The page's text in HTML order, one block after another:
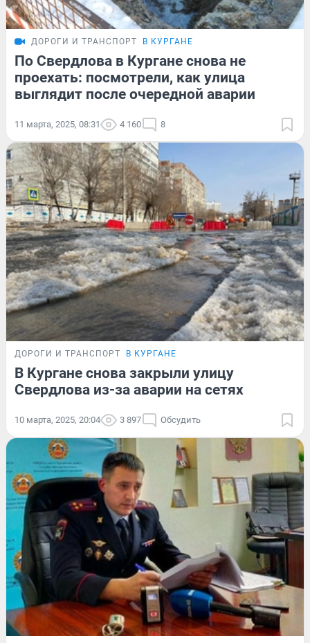
ДОРОГИ И ТРАНСПОРТ В КУРГАНЕ
По Свердлова в Кургане снова не
проехать: посмотрели, как улица
выглядит после очередной аварии
11 марта, 2025, 08:31 4 160 8
ДОРОГИ И ТРАНСПОРТ В КУРГАНЕ
В Кургане снова закрыли улицу
Свердлова из-за аварии на сетях
10 марта, 2025, 20:04 3 897 Обсудить